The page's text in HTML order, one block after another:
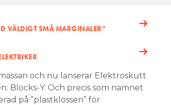
VÄLDIGT SMÅ MARGINALER”
och nu lanserar Elektroskutt
Blocks-Y. Och precis som namnet
på ”plastklossen” för